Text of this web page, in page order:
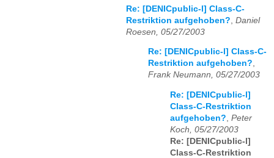
Re: [DENICpublic-l] Class-C-
Restriktion aufgehoben? Daniel
Roesen, 05/27/2003
Re: [DENICpublic-l] Class-C-
Restriktion aufgehoben?,
Frank Neumann, 05/27/2003
Re: [DENICpublic-l]
Class-C-Restriktion
aufgehoben? Peter
Koch, 05/27/2003
Re: [DENICpublic-l]
Class-C-Restriktion